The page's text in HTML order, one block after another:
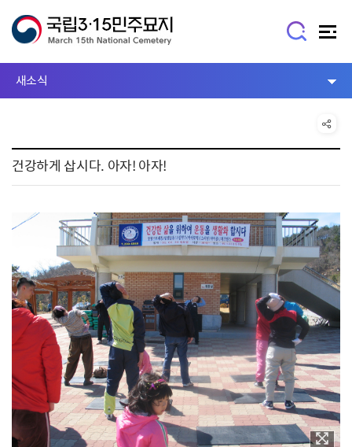
새소식
건강하게 삽시다. 아자! 아자!